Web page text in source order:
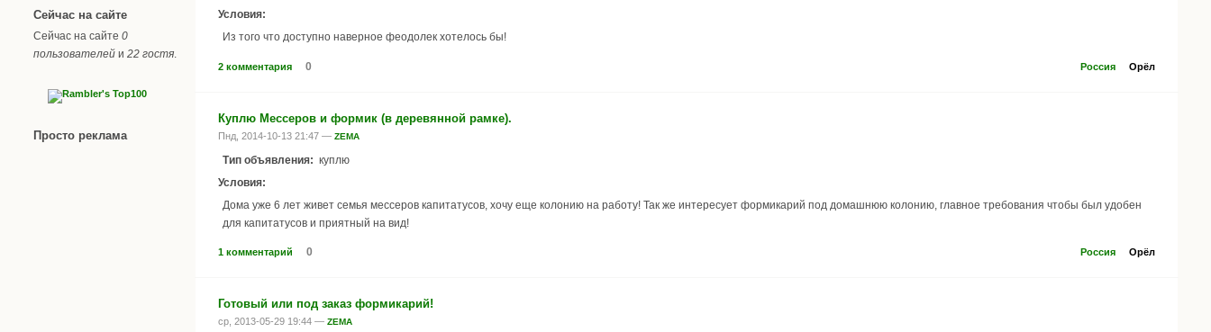
Сейчас на сайте
Сейчас на сайте 0
пользователей и 22 гостя
Просто реклама
Условия:
Из того что доступно наверное феодолек хотелось бы!
Россия Орёл
2 комментария 0
Куплю Мессеров и формик (в деревянной рамке).
Пнд, 2014-10-13 21:47 — ZEMA
Тип объявления: куплю
Условия:
Дома уже 6 лет живет семья мессеров капитатусов, хочу еще колонию на работу! Так же интересует формикарий под домашнюю колонию, главное требования чтобы был удобен
для капитатусов и приятный на вид!
Россия Орёл
1 комментарий 0
Готовый или под заказ формикарий!
ср, 2013-05-29 19:44 — ZEMA